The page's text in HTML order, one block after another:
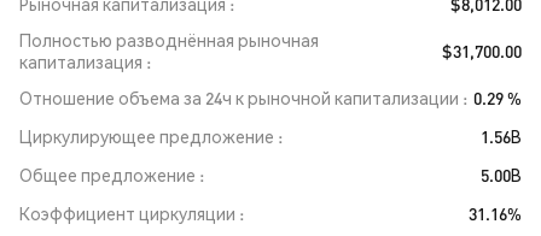
Полностью разводнённая рыночная
капитализация
$31,700.00
Отношение объема за 24ч к рыночной капитализации
0.29 %
Циркулирующее предложение
1.56B
Общее предложение
5.00B
Коэффициент циркуляции
31.16%